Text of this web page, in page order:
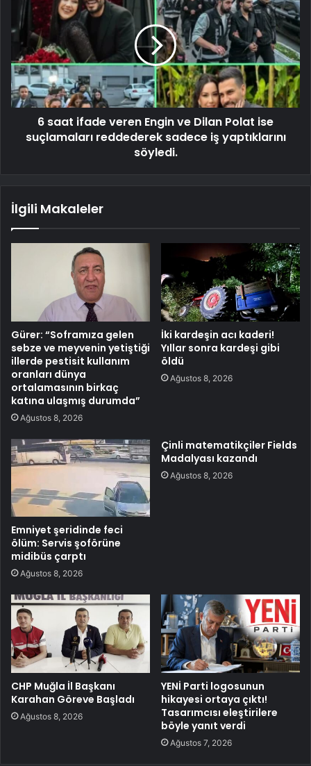
6 saat ifade veren Engin ve Dilan Polat ise
suçlamaları reddederek sadece iş yaptıklarını
söyledi.
İlgili Makaleler
Gürer: “Soframıza gelen
sebze ve meyvenin yetiştiği
illerde pestisit kullanım
oranları dünya
ortalamasının birkaç
katına ulaşmış durumda”
Ağustos 8, 2026
İki kardeşin acı kaderi!
Yıllar sonra kardeşi gibi
öldü
Ağustos 8, 2026
Emniyet şeridinde feci
ölüm: Servis şoförüne
midibüs çarptı
Ağustos 8, 2026
Çinli matematikçiler Fields
Madalyası kazandı
Ağustos 8, 2026
CHP Muğla İl Başkanı
Karahan Göreve Başladı
Ağustos 8, 2026
YENİ Parti logosunun
hikayesi ortaya çıktı!
Tasarımcısı eleştirilere
böyle yanıt verdi
Ağustos 7, 2026